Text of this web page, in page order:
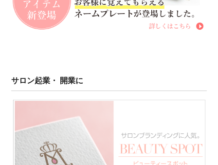
サロン起業・ 開業に